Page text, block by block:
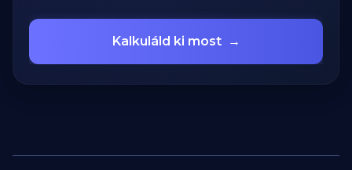
Kalkuláld ki most →